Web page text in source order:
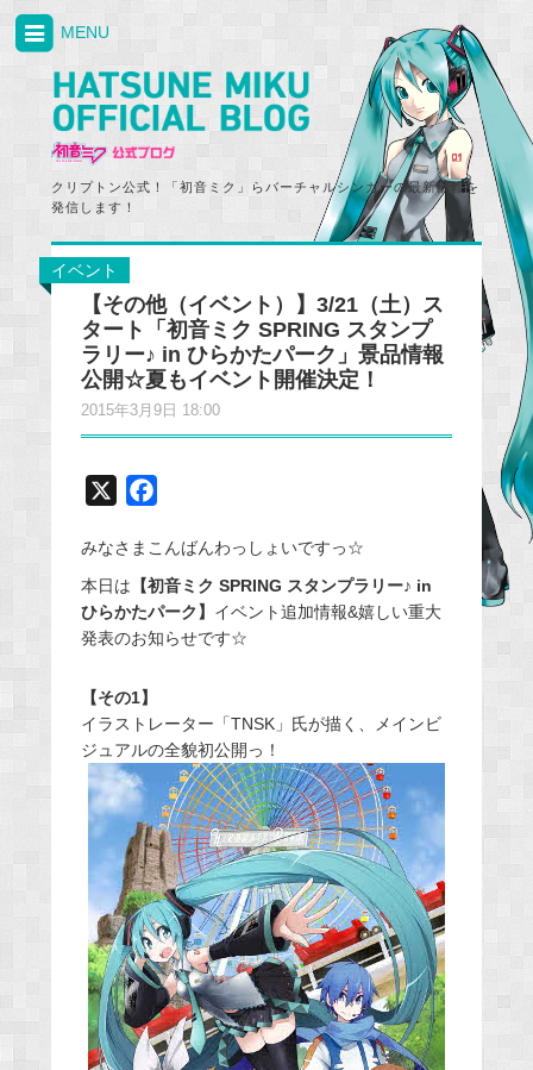
クリプトン公式！「初音ミク」らバーチャルシンガーの最新情報を
発信します！
MENU
イベント
【その他（イベント）】3/21（土）ス
タート「初音ミク SPRING スタンプ
ラリー♪ in ひらかたパーク」景品情報
公開☆夏もイベント開催決定！
2015年3月9日 18:00
c
e
b
o
みなさまこんばんわっしょいですっ☆
本日は 【初音ミク SPRING スタンプラリー♪ in
ひらかたパーク】 イベント追加情報&嬉しい重大
発表のお知らせです☆
【その1】
イラストレーター「TNSK」氏が描く、メインビ
ジュアルの全貌初公開っ！